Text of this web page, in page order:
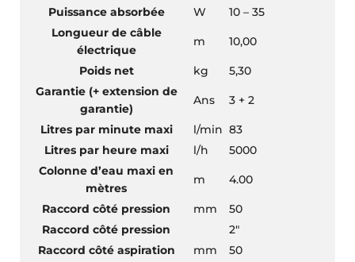
Puissance absorbée
W
10 – 35
Longueur de câble
électrique
m 10,00
Poids net kg
5,30
Garantie (+ extension de
garantie)
Ans 3 + 2
Litres par minute maxi l/min 83
Litres par heure maxi
l/h
5000
Colonne d’eau maxi en
mètres
m 4.00
Raccord côté pression mm
50
Raccord côté pression
2″
Raccord côté aspiration
mm
50